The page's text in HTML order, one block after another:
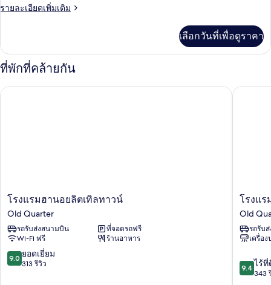
รายละเอียดเพิ่มเติม
ราย
เกี่ยว
กับ
ห้อง
พัก
เลือกวันที่เพื่อดูราคา
ที่พักที่คล้ายกัน
โรงแรม
ฮานอย
ลิต
เทิล
ทาวน์
Old
Quarter
โรงแรมฮานอยลิตเทิลทาวน์
Old Quarter
รถรับส่งสนามบิน
ที่จอดรถฟรี
Wi-Fi ฟรี
ร้านอาหาร
9.0
จาก
9.0 ยอดเยี่ยม
313 รีวิว
โรงแรมฮานอยลิตเทิลทาวน์
โรงแรม
ลิต
เติ้ล
ฮานอย
ดี
ซ์
Old
โรงแร
Old
รถรับ
เครื่อ
9.4
จาก
9.4 ไร้ที่
343
โรงแรม